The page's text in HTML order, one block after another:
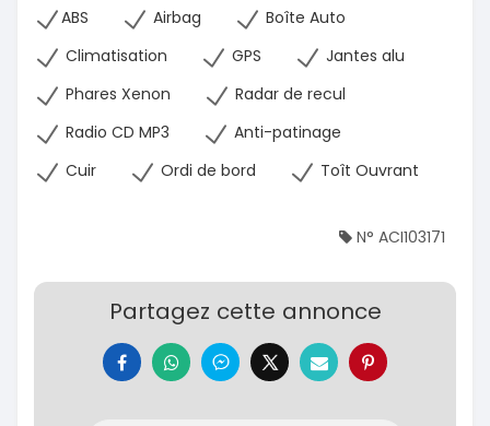
ABS Airbag
Boîte Auto
Climatisation
GPS
Jantes alu
Phares Xenon
Radar de recul
Radio CD MP3
Anti-patinage
Cuir
Ordi de bord Toît Ouvrant
N° ACI103171
Partagez cette annonce